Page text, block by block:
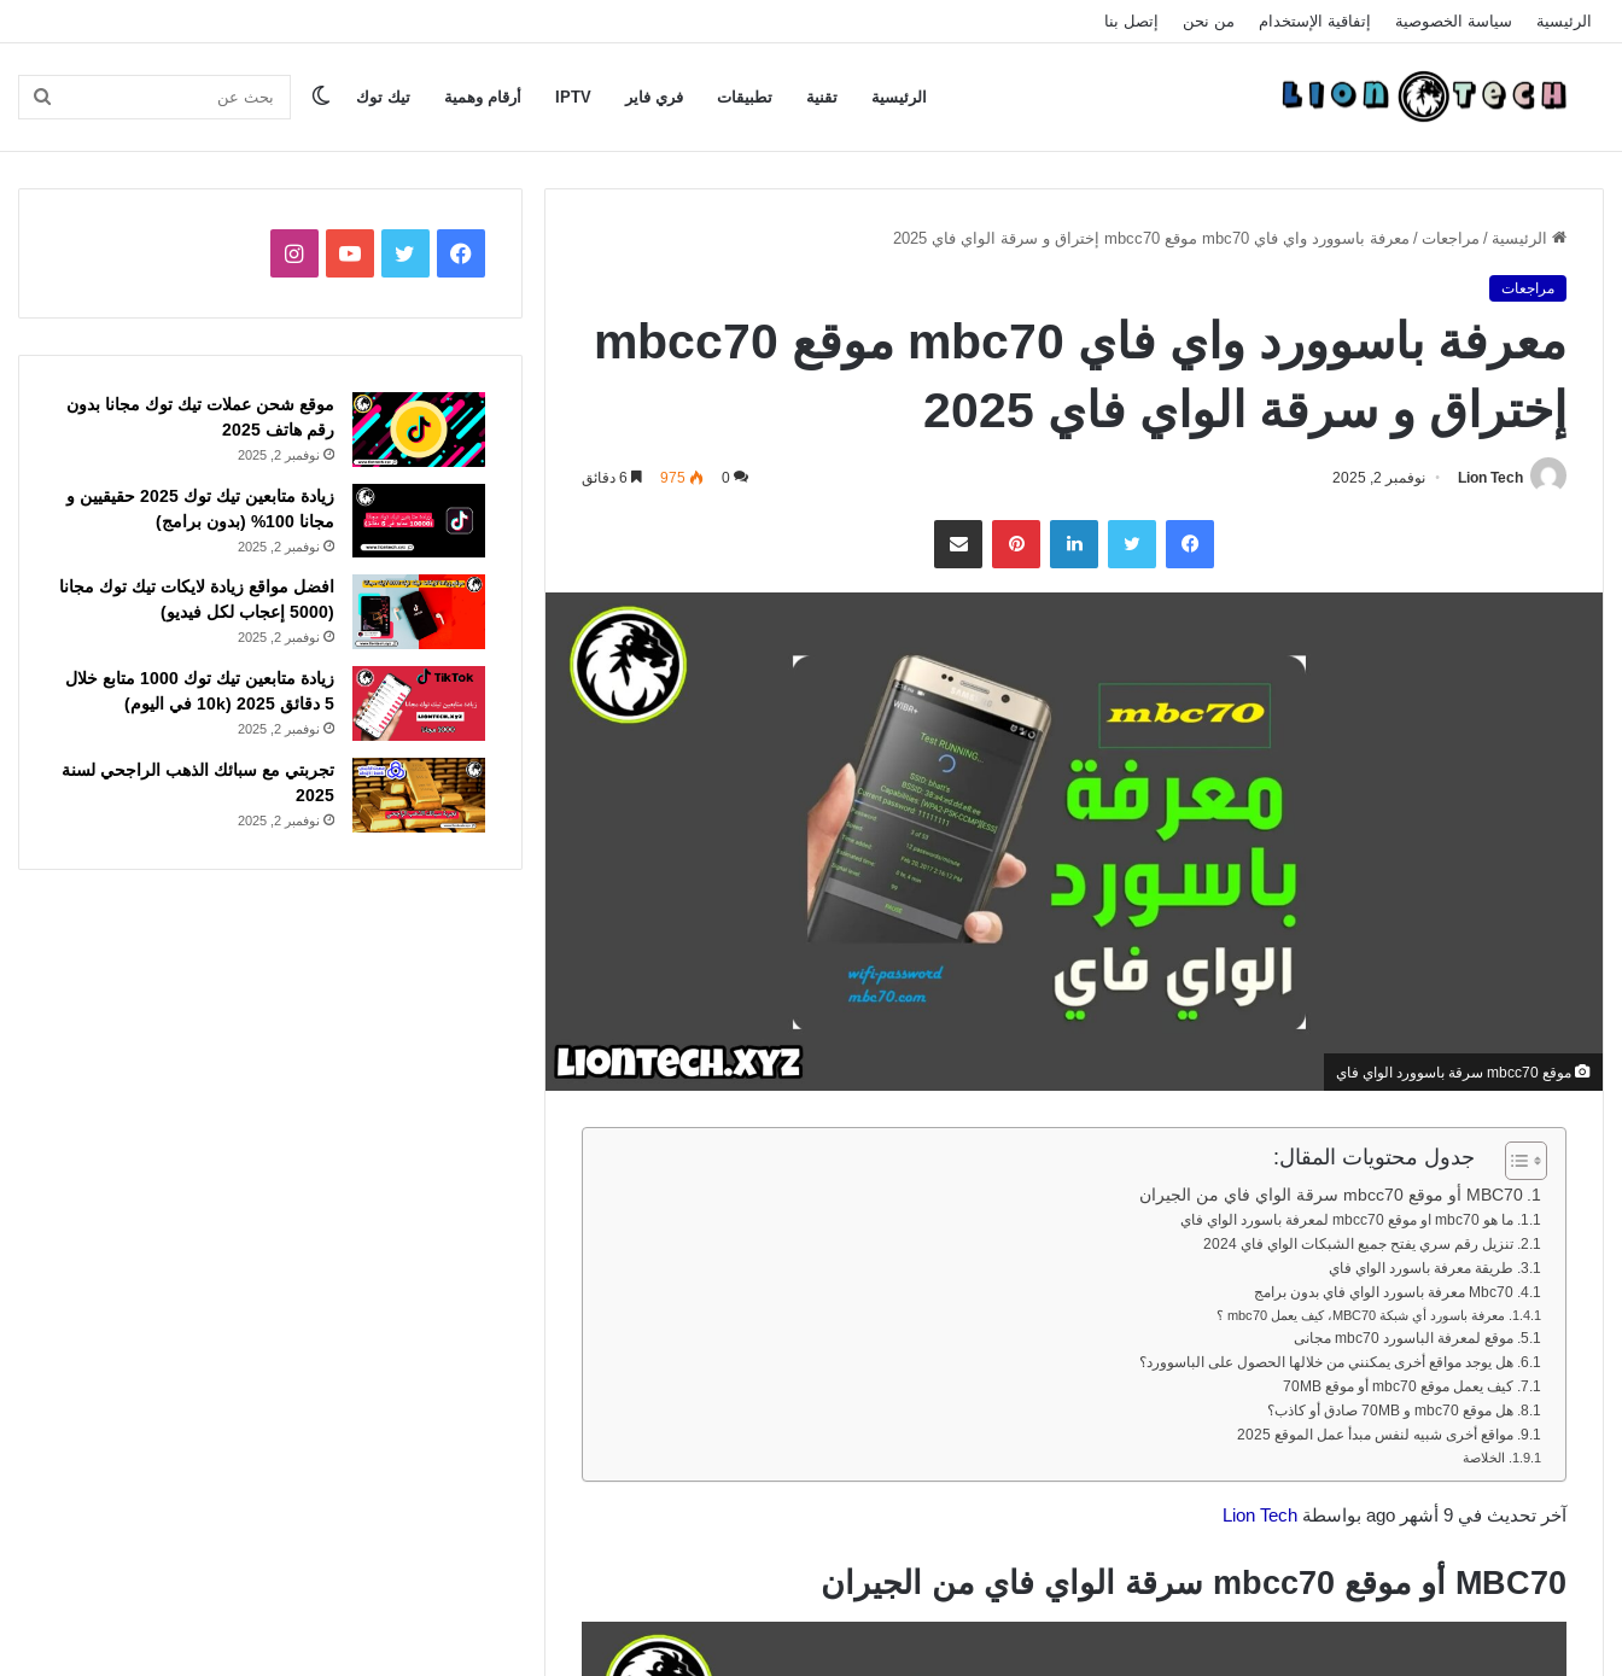
الرئيسية سياسة الخصوصية إتفاقية الإستخدام من نحن إتصل بنا
الرئيسية تقنية تطبيقات فري فاير IPTV أرقام وهمية تيك توك بحث الوضع
الرئيسية / مراجعات / معرفة باسوورد واي فاي mbc70 موقع mbcc70 إختراق و سرقة الواي فاي 2025
مراجعات
معرفة باسوورد واي فاي mbc70 موقع mbcc70
إختراق و سرقة الواي فاي 2025
Lion Tech نوفمبر 2, 2025 0
975
فيسبوك تويتر لينكدإن بينتيريستمشاركة عبر البريد
موقع mbcc70 سرقة باسوورد الواي فاي
جدول محتويات المقال:
MBC70 أو موقع mbcc70 سرقة الواي فاي من الجيران
ما هو mbc70 او موقع mbcc70 لمعرفة باسورد الواي فاي
تنزيل رقم سري يفتح جميع الشبكات الواي فاي 2024
طريقة معرفة باسورد الواي فاي
Mbc70 معرفة باسورد الواي فاي بدون برامج
معرفة باسورد أي شبكة MBC70، كيف يعمل mbc70 ؟
موقع لمعرفة الباسورد mbc70 مجانى
هل يوجد مواقع أخرى يمكنني من خلالها الحصول على الباسوورد؟
كيف يعمل موقع mbc70 أو موقع 70MB
هل موقع mbc70 و 70MB صادق أو كاذب؟
مواقع أخرى شبيه لنفس مبدأ عمل الموقع 2025
الخلاصة
آخر تحديث في 9 أشهر ago بواسطة Lion Tech
MBC70 أو موقع mbcc70 سرقة الواي فاي من الجيران
فيسبوكتويتر يوتيوبانستقرام
موقع شحن عملات تيك توك مجانا بدون
رقم هاتف 2025
نوفمبر 2, 2025
زيادة متابعين تيك توك 2025 حقيقيين و
مجانا 100% (بدون برامج)
نوفمبر 2, 2025
افضل مواقع زيادة لايكات تيك توك مجانا
(5000 إعجاب لكل فيديو)
نوفمبر 2, 2025
زيادة متابعين تيك توك 1000 متابع خلال
5 دقائق 2025 (10k في اليوم)
نوفمبر 2, 2025
تجربتي مع سبائك الذهب الراجحي لسنة
2025
نوفمبر 2, 2025